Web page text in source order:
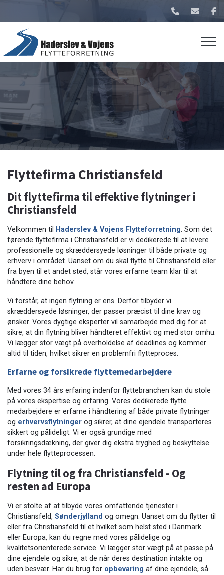
hovedindhold
Flyttefirma Christiansfeld
Dit flyttefirma til effektive flytninger i
Christiansfeld
Velkommen til Haderslev & Vojens Flytteforretning. Som det
førende flyttefirma i Christiansfeld er vi dedikerede til at levere
professionelle og skræddersyede løsninger til både private og
erhverv i området. Uanset om du skal flytte til Christiansfeld eller
fra byen til et andet sted, står vores erfarne team klar til at
håndtere dine behov.
Vi forstår, at ingen flytning er ens. Derfor tilbyder vi
skræddersyede løsninger, der passer præcist til dine krav og
ønsker. Vores dygtige eksperter vil samarbejde med dig for at
sikre, at din flytning bliver håndteret effektivt og med stor omhu.
Vi lægger stor vægt på overholdelse af deadlines og kommer
altid til tiden, hvilket sikrer en problemfri flytteproces.
Erfarne og forsikrede flyttemedarbejdere
Med vores 34 års erfaring indenfor flyttebranchen kan du stole
på vores ekspertise og erfaring. Vores dedikerede flytte
medarbejdere er erfarne i håndtering af både private flytninger
og erhvervsflytninger og sikrer, at dine ejendele transporteres
sikkert og pålideligt. Vi er også grundige med
forsikringsdækning, der giver dig ekstra tryghed og beskyttelse
under hele flytteprocessen.
Flytning til og fra Christiansfeld - Og
resten ad Europa
Vi er stolte af at tilbyde vores omfattende tjenester i
Christiansfeld, Sønderjylland og omegn. Uanset om du flytter til
eller fra Christiansfeld til et hvilket som helst sted i Danmark
eller Europa, kan du regne med vores pålidelige og
kvalitetsorienterede service. Vi lægger stor vægt på at passe på
dine ejendele og sikre, at de når deres destination intakte og
uden besvær. Har du brug for opbevaring af dine ejendele, så